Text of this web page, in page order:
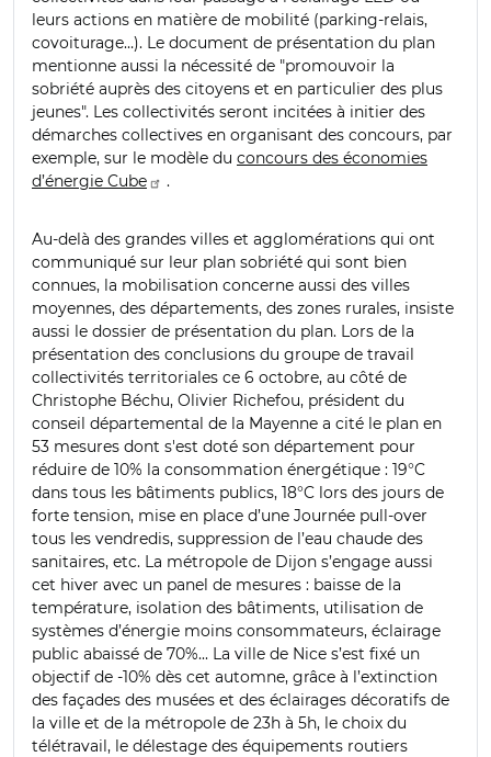
leurs actions en matière de mobilité (parking-relais,
covoiturage…). Le document de présentation du plan
mentionne aussi la nécessité de "promouvoir la
sobriété auprès des citoyens et en particulier des plus
jeunes". Les collectivités seront incitées à initier des
démarches collectives en organisant des concours, par
exemple, sur le modèle du concours des économies
d’énergie Cube
.
Au-delà des grandes villes et agglomérations qui ont
communiqué sur leur plan sobriété qui sont bien
connues, la mobilisation concerne aussi des villes
moyennes, des départements, des zones rurales, insiste
aussi le dossier de présentation du plan. Lors de la
présentation des conclusions du groupe de travail
collectivités territoriales ce 6 octobre, au côté de
Christophe Béchu, Olivier Richefou, président du
conseil départemental de la Mayenne a cité le plan en
53 mesures dont s'est doté son département pour
réduire de 10% la consommation énergétique : 19°C
dans tous les bâtiments publics, 18°C lors des jours de
forte tension, mise en place d’une Journée pull-over
tous les vendredis, suppression de l’eau chaude des
sanitaires, etc. La métropole de Dijon s’engage aussi
cet hiver avec un panel de mesures : baisse de la
température, isolation des bâtiments, utilisation de
systèmes d’énergie moins consommateurs, éclairage
public abaissé de 70%... La ville de Nice s’est fixé un
objectif de -10% dès cet automne, grâce à l’extinction
des façades des musées et des éclairages décoratifs de
la ville et de la métropole de 23h à 5h, le choix du
télétravail, le délestage des équipements routiers